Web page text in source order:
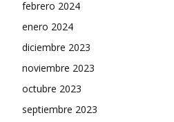
febrero 2024
enero 2024
diciembre 2023
noviembre 2023
octubre 2023
septiembre 2023